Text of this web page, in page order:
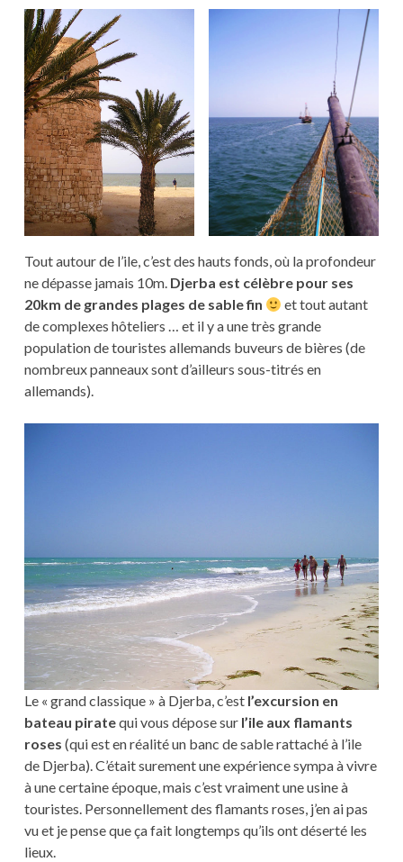
Tout autour de l’ile, c’est des hauts fonds, où la profondeur
ne dépasse jamais 10m. Djerba est célèbre pour ses
20km de grandes plages de sable fin
et tout autant
de complexes hôteliers … et il y a une très grande
population de touristes allemands buveurs de bières (de
nombreux panneaux sont d’ailleurs sous-titrés en
allemands).
Le « grand classique » à Djerba, c’est l’excursion en
bateau piratequi vous dépose sur l’ile aux flamants
roses (qui est en réalité un banc de sable rattaché à l’ile
de Djerba). C’était surement une expérience sympa à vivre
à une certaine époque, mais c’est vraiment une usine à
touristes. Personnellement des flamants roses, j’en ai pas
vu et je pense que ça fait longtemps qu’ils ont déserté les
lieux.